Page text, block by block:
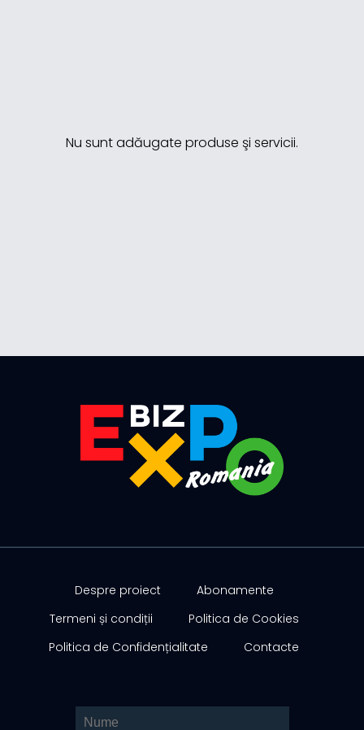
Nu sunt adăugate produse şi servicii.
Despre proiect
Abonamente
Termeni și condiții
Politica de Cookies
Politica de Confidențialitate
Contacte